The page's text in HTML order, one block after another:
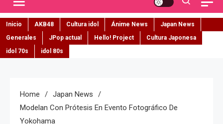
Inicio AKB48 Cultura idol Ánime News
Japan News
Generales
JPop actual Hello! Project
Cultura Japonesa
idol 70s
idol 80s
Home
Japan News
Modelan Con Prótesis En Evento Fotográfico De
Yokohama